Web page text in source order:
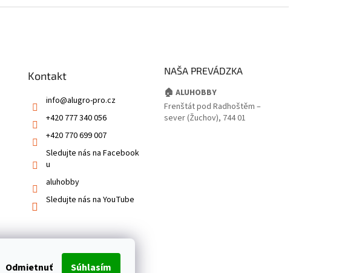
Odmietnuť Súhlasím
Kontakt
info@alugro-pro.cz
+420 777 340 056
+420 770 699 007
Sledujte nás na Facebook
u
aluhobby
Sledujte nás na YouTube
NAŠA PREVÁDZKA
🏠 ALUHOBBY
Frenštát pod Radhoštěm –
sever (Žuchov), 744 01